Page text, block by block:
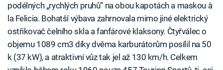
podélných „rychlých pruhů“ na obou kapotách a maskou à
la Felicia. Bohatší výbava zahrnovala mimo jiné elektrický
ostřikovač čelního skla a fanfárové klaksony. Čtyřválec o
objemu 1089 cm3 díky dvěma karburátorům posílil na 50
k (37 kW), a atraktivní vůz tak jel až 130 km/h. Celkem